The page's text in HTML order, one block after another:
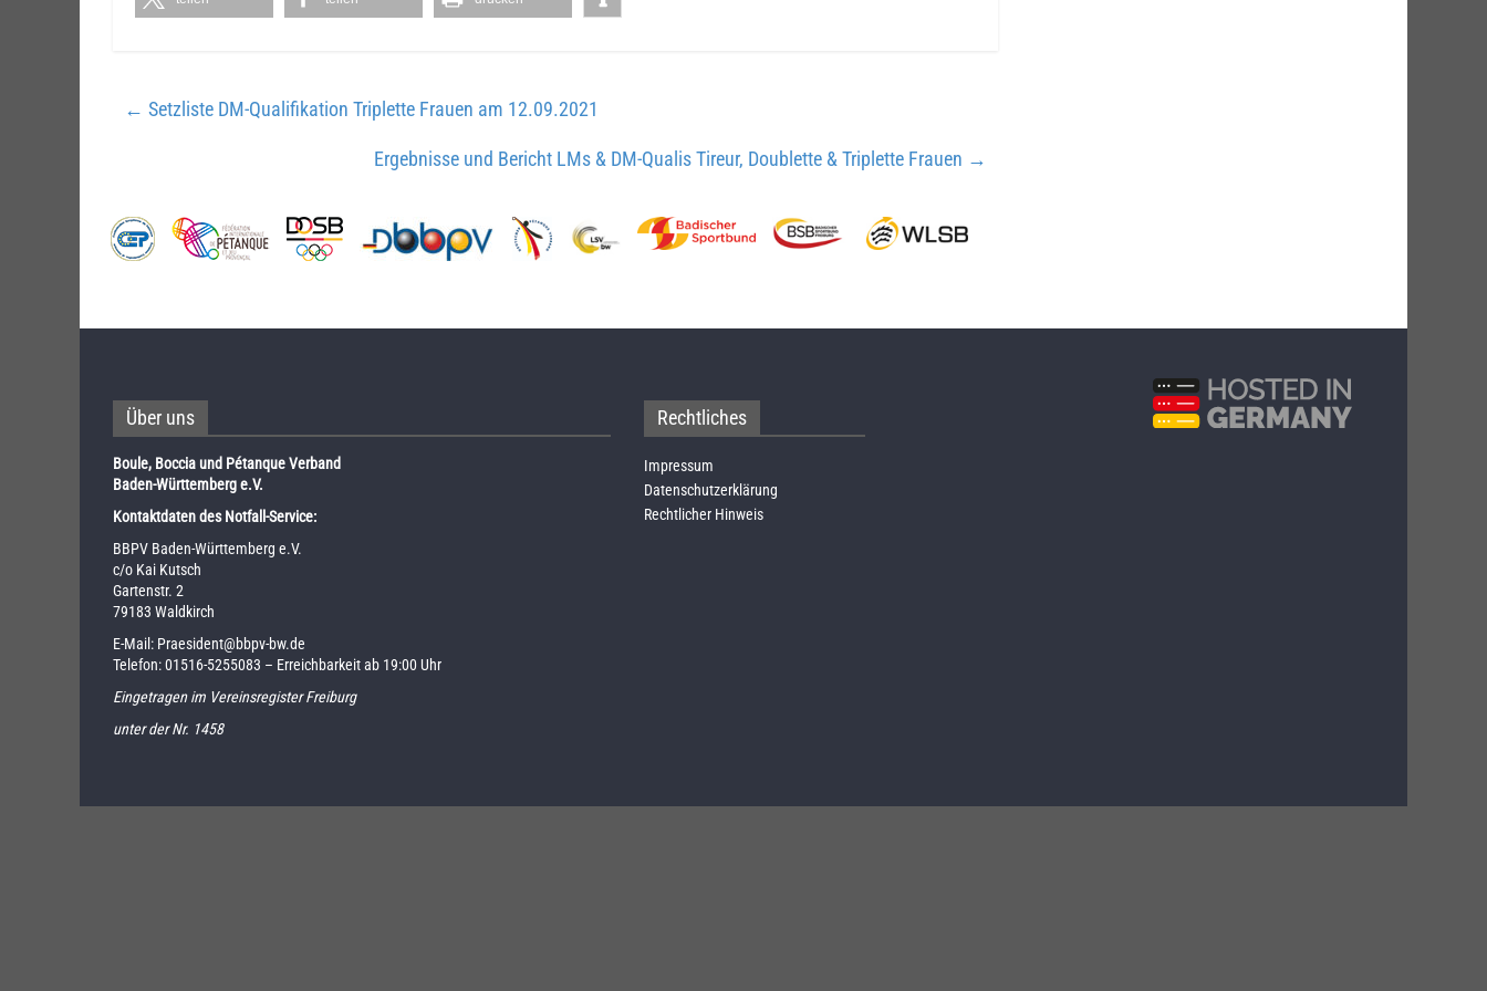
← Setzliste DM-Qualifikation Triplette Frauen am 12.09.2021
Ergebnisse und Bericht LMs & DM-Qualis Tireur, Doublette & Triplette Frauen →
Über uns
Boule, Boccia und Pétanque Verband
Baden-Württemberg e.V.
Kontaktdaten des Notfall-Service:
BBPV Baden-Württemberg e.V.
c/o Kai Kutsch
Gartenstr. 2
79183 Waldkirch
E-Mail: Praesident@bbpv-bw.de
Telefon:01516-5255083 – Erreichbarkeit ab 19:00 Uhr
Eingetragen im Vereinsregister Freiburg
unter der Nr. 1458
Rechtliches
Impressum
Datenschutzerklärung
Rechtlicher Hinweis